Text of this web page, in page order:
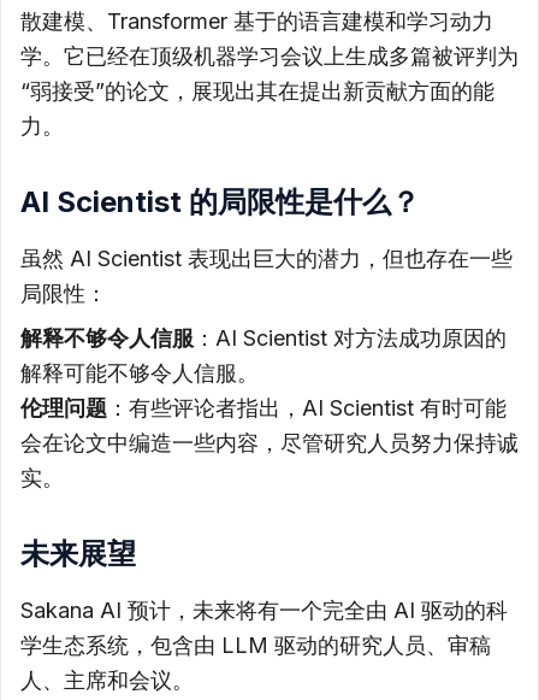
散建模、Transformer 基于的语言建模和学习动力
学。它已经在顶级机器学习会议上生成多篇被评判为
“弱接受”的论文，展现出其在提出新贡献方面的能
力。
AI Scientist 的局限性是什么？
虽然 AI Scientist 表现出巨大的潜力，但也存在一些
局限性：
解释不够令人信服 ：AI Scientist 对方法成功原因的
解释可能不够令人信服。
伦理问题 ：有些评论者指出，AI Scientist 有时可能
会在论文中编造一些内容，尽管研究人员努力保持诚
实。
未来展望
Sakana AI 预计，未来将有一个完全由 AI 驱动的科
学生态系统，包含由 LLM 驱动的研究人员、审稿
人、主席和会议。